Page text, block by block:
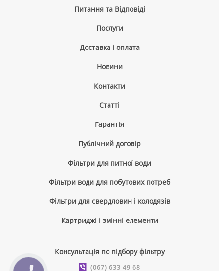
Питання та Відповіді
Послуги
Доставка і оплата
Новини
Контакти
Cтатті
Гарантія
Публічний договір
Фільтри для питної води
Фільтри води для побутових потреб
Фільтри для свердловин і колодязів
Картриджі і змінні елементи
Консультація по підбору фільтру
(067) 633 49 68